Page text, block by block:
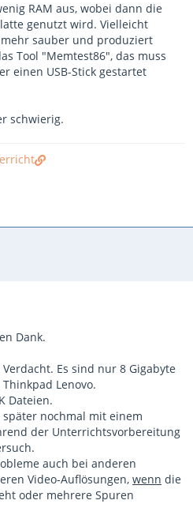
RAM aus, wobei dann die
genutzt wird. Vielleicht
sauber und produziert
Tool "Memtest86", das muss
einen USB-Stick gestartet
schwierig.
Dank.
Es sind nur 8 Gigabyte
Lenovo.
Dateien.
nochmal mit einem
der Unterrichtsvorbereitung
auch bei anderen
Video-Auflösungen, wenn die
oder mehrere Spuren